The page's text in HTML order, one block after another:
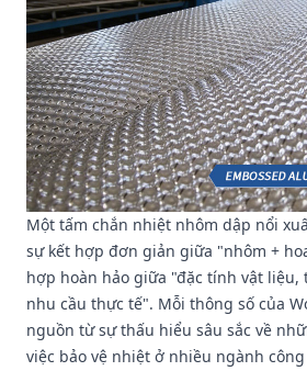
Một tấm chắn nhiệt nhôm dập nổi
sự kết hợp đơn giản giữa "nhôm +
hợp hoàn hảo giữa "đặc tính vật liệu,
nhu cầu thực tế". Mỗi thông số của
nguồn từ sự thấu hiểu sâu sắc về
việc bảo vệ nhiệt ở nhiều ngành